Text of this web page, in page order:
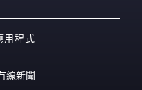
用程式
線新聞